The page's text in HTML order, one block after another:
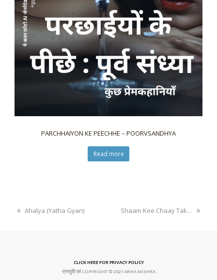
PARCHHAIYON KE PEECHHE – POORVSANDHYA
Read more
Ahalya (Yatha Gyan) Shaam Kee Chaay Tak…
CLICK HERE FOR PRIVACY POLICY
प्रस्तुति एवं COPYRIGHT © 2021 ABHA MISHRA